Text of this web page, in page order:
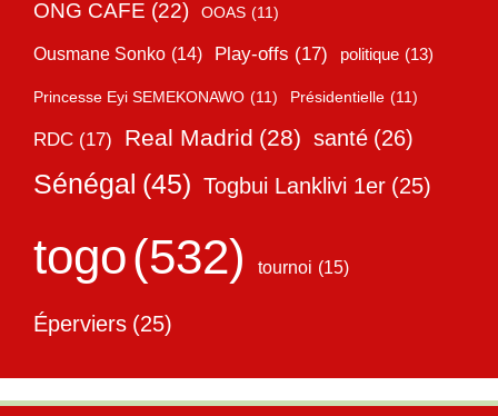
ONG CAFE (22) OOAS (11)
Ousmane Sonko (14) Play-offs (17) politique (13)
Princesse Eyi SEMEKONAWO (11) Présidentielle (11)
RDC (17) Real Madrid (28) santé (26)
Sénégal (45) Togbui Lanklivi 1er (25)
togo(532) tournoi (15)
Éperviers (25)